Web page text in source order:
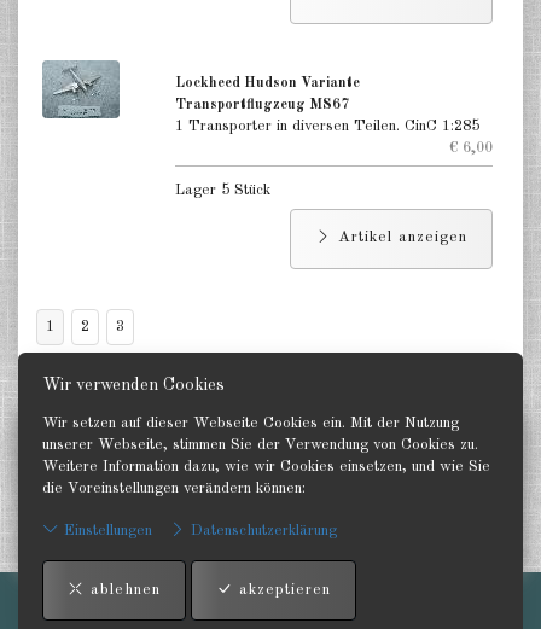
Wir verwenden Cookies
Wir setzen auf dieser Webseite Cookies ein. Mit der Nutzung
unserer Webseite, stimmen Sie der Verwendung von Cookies zu.
Weitere Information dazu, wie wir Cookies einsetzen, und wie Sie
die Voreinstellungen verändern können:
Einstellungen Datenschutzerklärung
ablehnen akzeptieren
Lockheed Hudson Variante
Transportflugzeug MS67
1 Transporter in diversen Teilen. CinC 1:285
€ 6,00
Lager 5 Stück
Artikel anzeigen
1 2 3
Status
Aktualisiert:09Aug 2026